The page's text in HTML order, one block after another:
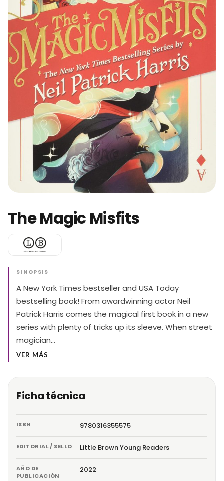
The Magic Misfits
SINOPSIS
A New York Times bestseller and USA Today
bestselling book! From awardwinning actor Neil
Patrick Harris comes the magical first book in a new
series with plenty of tricks up its sleeve. When street
magician…
VER MÁS
Ficha técnica
ISBN 9780316355575
EDITORIAL / SELLO Little Brown Young Readers
AÑO DE
PUBLICACIÓN
2022